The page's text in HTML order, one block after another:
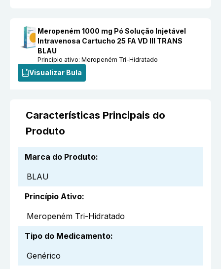
Meropeném 1000 mg Pó Solução Injetável
Intravenosa Cartucho 25 FA VD III TRANS
BLAU
Princípio ativo:Meropeném Tri-Hidratado
Visualizar Bula
Características Principais do
Produto
Marca do Produto:
BLAU
Princípio Ativo:
Meropeném Tri-Hidratado
Tipo do Medicamento:
Genérico